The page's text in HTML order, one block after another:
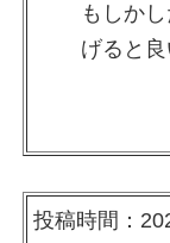
もしか
げると良
投稿時間：